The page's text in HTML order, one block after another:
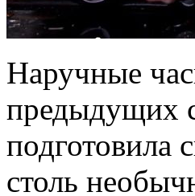
Наручные
предыдущих
подготовила
столь